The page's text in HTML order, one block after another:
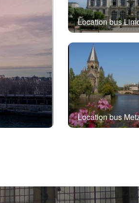
Location bus
Location bus